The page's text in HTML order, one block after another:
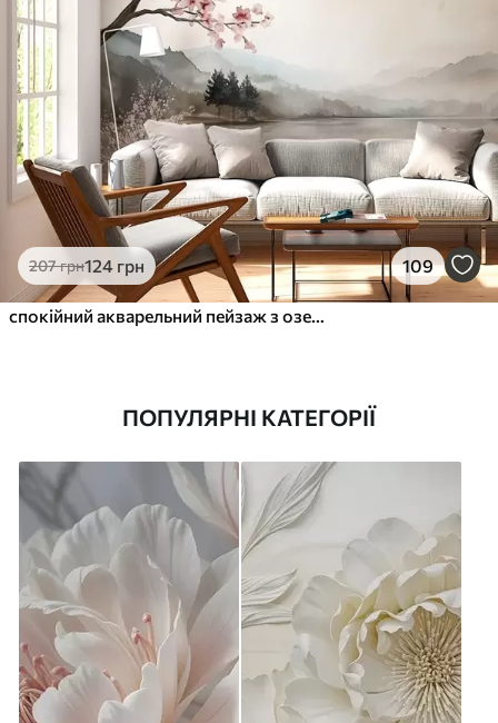
207грн124 грн 109
ПОПУЛЯРНІ КАТЕГОРІЇ